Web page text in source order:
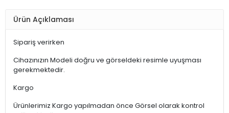
Ürün Açıklaması
Sipariş verirken
Cihazınızın Modeli doğru ve görseldeki resimle uyuşması
gerekmektedir.
Kargo
Ürünlerimiz Kargo yapılmadan önce Görsel olarak kontrol